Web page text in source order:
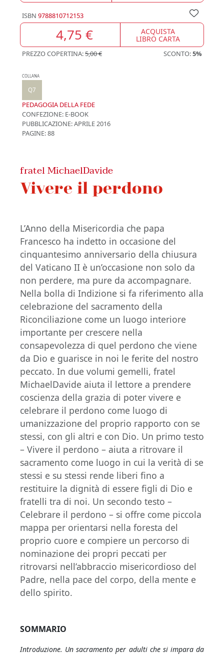
ISBN 9788810712153
4,75 € ACQUISTA
LIBRO CARTA
PREZZO COPERTINA:5,00 € SCONTO:5%
COLLANA
Q7
PEDAGOGIA DELLA FEDE
CONFEZIONE: E-BOOK
PUBBLICAZIONE:APRILE 2016
PAGINE: 88
fratel MichaelDavide
Vivere il perdono
L’Anno della Misericordia che papa
Francesco ha indetto in occasione del
cinquantesimo anniversario della chiusura
del Vaticano II è un’occasione non solo da
non perdere, ma pure da accompagnare.
Nella bolla di Indizione si fa riferimento alla
celebrazione del sacramento della
Riconciliazione come un luogo interiore
importante per crescere nella
consapevolezza di quel perdono che viene
da Dio e guarisce in noi le ferite del nostro
peccato. In due volumi gemelli, fratel
MichaelDavide aiuta il lettore a prendere
coscienza della grazia di poter vivere e
celebrare il perdono come luogo di
umanizzazione del proprio rapporto con se
stessi, con gli altri e con Dio. Un primo testo
– Vivere il perdono – aiuta a ritrovare il
sacramento come luogo in cui la verità di se
stessi e su stessi rende liberi fino a
restituire la dignità di essere figli di Dio e
fratelli tra di noi. Un secondo testo –
Celebrare il perdono – si offre come piccola
mappa per orientarsi nella foresta del
proprio cuore e compiere un percorso di
nominazione dei propri peccati per
ritrovarsi nell’abbraccio misericordioso del
Padre, nella pace del corpo, della mente e
dello spirito.
SOMMARIO
Introduzione. Un sacramento per adulti che si impara da